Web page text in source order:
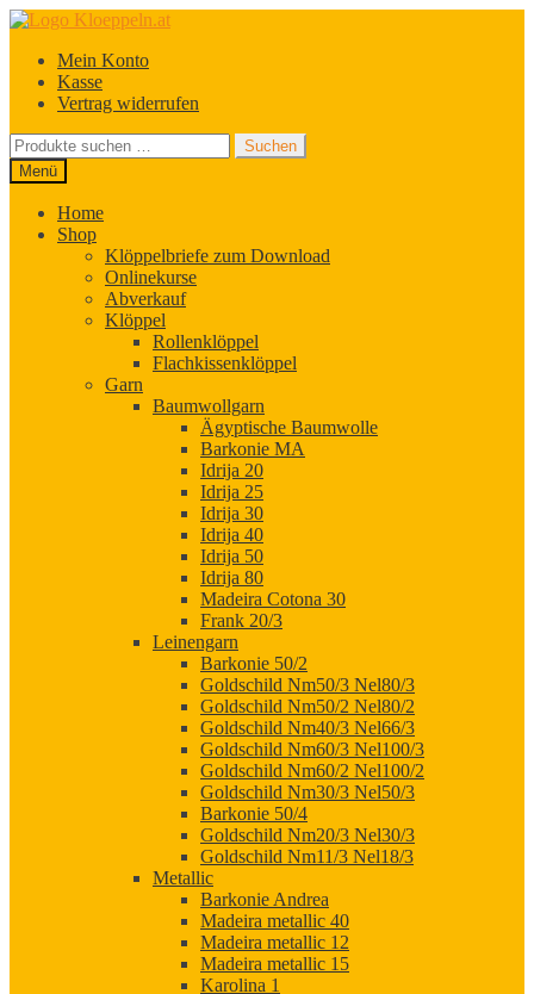
Zur
springen
Zum
springenMein Konto
Kasse
Vertrag widerrufen
Suchen
nach:
Suchen
Menü
Home
Shop
Klöppelbriefe zum Download
Onlinekurse
Abverkauf
Klöppel
Rollenklöppel
Flachkissenklöppel
Garn
Baumwollgarn
Ägyptische Baumwolle
Barkonie MA
Idrija 20
Idrija 25
Idrija 30
Idrija 40
Idrija 50
Idrija 80
Madeira Cotona 30
Frank 20/3
Leinengarn
Barkonie 50/2
Goldschild Nm50/3 Nel80/3
Goldschild Nm50/2 Nel80/2
Goldschild Nm40/3 Nel66/3
Goldschild Nm60/3 Nel100/3
Goldschild Nm60/2 Nel100/2
Goldschild Nm30/3 Nel50/3
Barkonie 50/4
Goldschild Nm20/3 Nel30/3
Goldschild Nm11/3 Nel18/3
Metallic
Barkonie Andrea
Madeira metallic 40
Madeira metallic 12
Madeira metallic 15
Karolina 1